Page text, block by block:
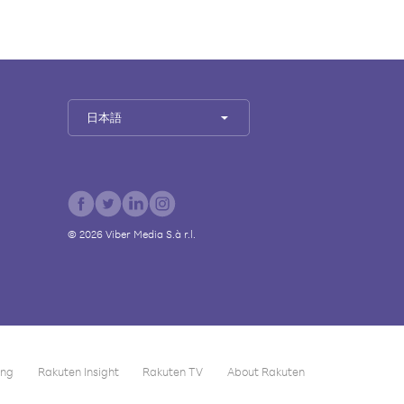
日本語
© 2026 Viber Media S.à r.l.
Rakuten Insight Rakuten TV About Rakuten